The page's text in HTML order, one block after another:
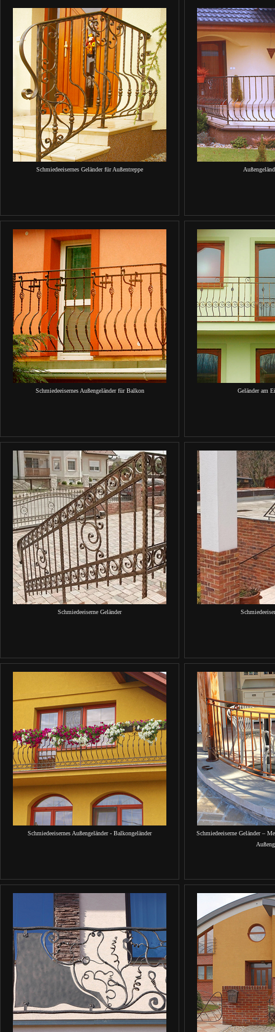
Schmiedeeisernes Geländer für Außentreppe
Schmiedeeisernes Außengeländer für Balkon Geländer am
Schmiedeeiserne Geländer
Schmiedeeisernes Außengeländer - Balkongeländer
Schmiedeeiserne Geländer –